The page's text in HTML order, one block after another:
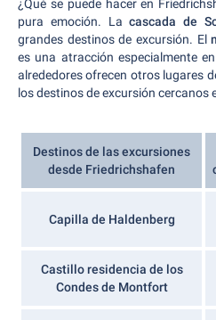
¿Qué se puede hacer en
pura emoción. Lacascada de
grandes destinos de excursión. El
es una atracción especialmente
alrededores ofrecen otros lugares
los destinos de excursión cercanos
Destinos de las excursiones
desde Friedrichshafen
Capilla de Haldenberg
Castillo residencia de los
Condes de Montfort